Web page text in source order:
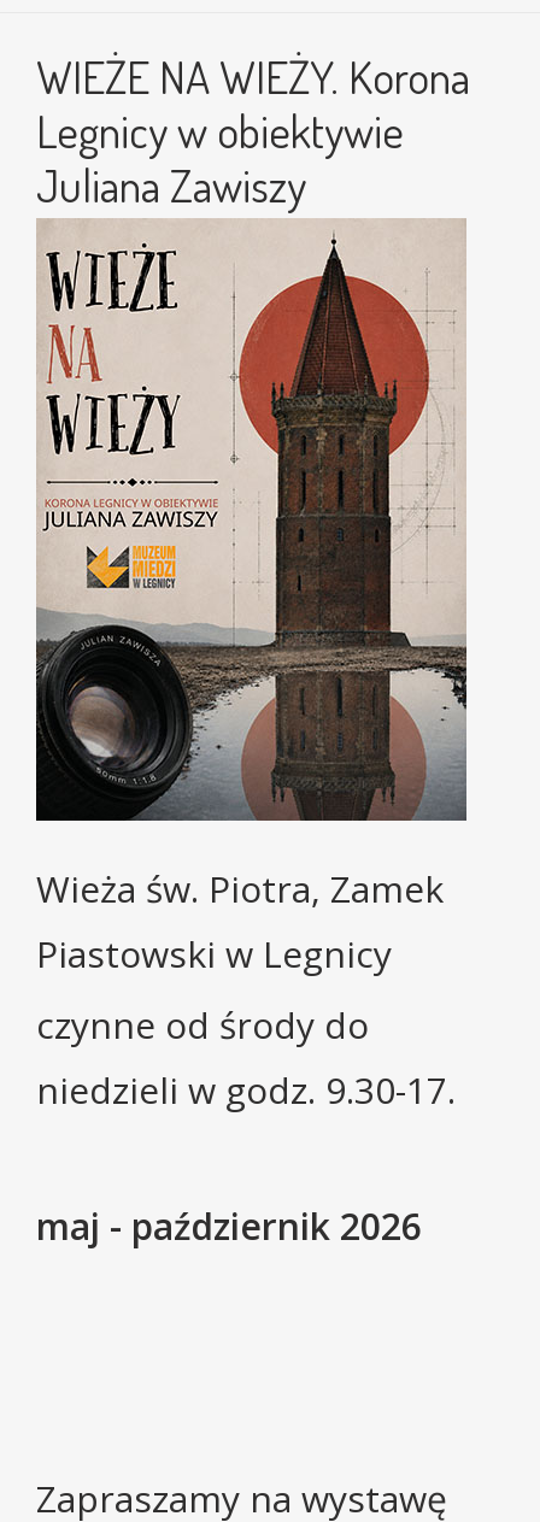
WIEŻE NA WIEŻY. Korona
Legnicy w obiektywie
Juliana Zawiszy
Wieża św. Piotra, Zamek
Piastowski w Legnicy
czynne od środy do
niedzieli w godz. 9.30-17.
maj - październik 2026
Zapraszamy na wystawę